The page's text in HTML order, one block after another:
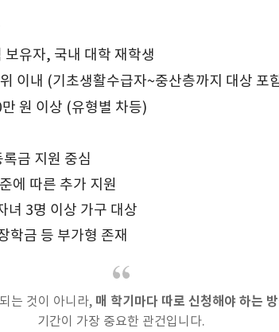
보유자, 국내 대학 재학생
이내 (기초생활수급자~중산층까지 대상 포
원 이상 (유형별 차등)
금 지원 중심
에 따른 추가 지원
녀 3명 이상 가구 대상
학금 등 부가형 존재
는 것이 아니라, 매 학기마다 따로 신청해야 하는
기간이 가장 중요한 관건입니다.